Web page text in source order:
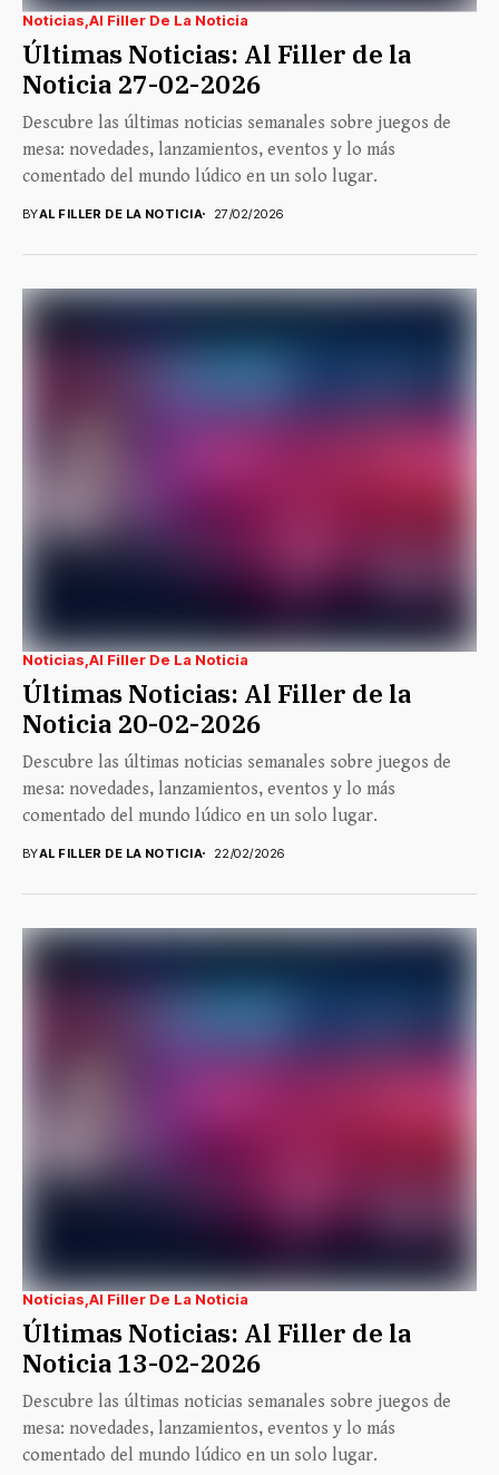
Noticias Al Filler De La Noticia
Últimas Noticias: Al Filler de la
Noticia 27-02-2026
Descubre las últimas noticias semanales sobre juegos de
mesa: novedades, lanzamientos, eventos y lo más
comentado del mundo lúdico en un solo lugar.
BYAL FILLER DE LA NOTICIA 27/02/2026
Noticias Al Filler De La Noticia
Últimas Noticias: Al Filler de la
Noticia 20-02-2026
Descubre las últimas noticias semanales sobre juegos de
mesa: novedades, lanzamientos, eventos y lo más
comentado del mundo lúdico en un solo lugar.
BYAL FILLER DE LA NOTICIA 22/02/2026
Noticias Al Filler De La Noticia
Últimas Noticias: Al Filler de la
Noticia 13-02-2026
Descubre las últimas noticias semanales sobre juegos de
mesa: novedades, lanzamientos, eventos y lo más
comentado del mundo lúdico en un solo lugar.